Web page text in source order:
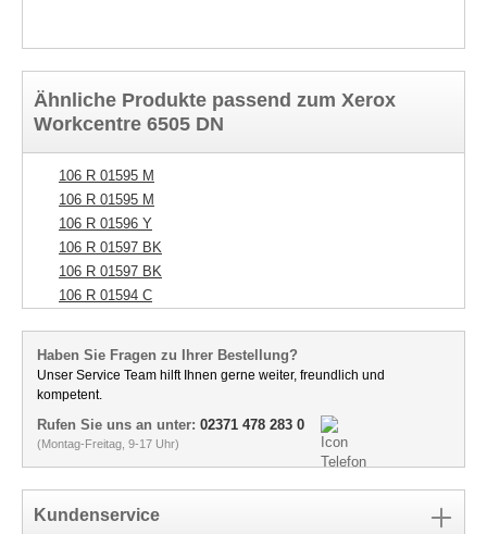
Ähnliche Produkte passend zum Xerox
Workcentre 6505 DN
106 R 01595 M
106 R 01595 M
106 R 01596 Y
106 R 01597 BK
106 R 01597 BK
106 R 01594 C
Haben Sie Fragen zu Ihrer Bestellung?
Unser Service Team hilft Ihnen gerne weiter, freundlich und
kompetent.
Rufen Sie uns an unter: 02371 478 283 0
(Montag-Freitag, 9-17 Uhr)
Kundenservice